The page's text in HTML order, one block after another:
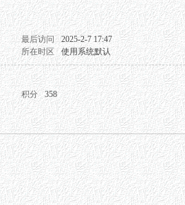
最后访问 2025-2-7 17:47
所在时区 使用系统默认
积分 358